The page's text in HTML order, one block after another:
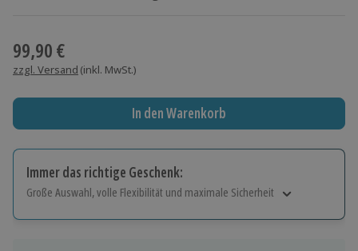
99,90 €
zzgl. Versand (inkl. MwSt.)
In den Warenkorb
Immer das richtige Geschenk:
Große Auswahl, volle Flexibilität und maximale Sicherheit